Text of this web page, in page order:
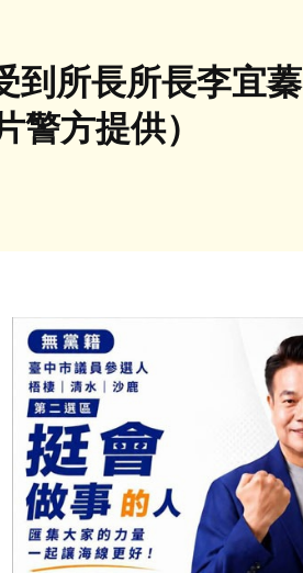
到所長所長李宜蓁
方提供）